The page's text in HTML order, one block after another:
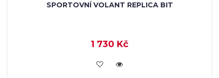
SPORTOVNÍ VOLANT REPLICA BIT
1 730 Kč
KOUPIT